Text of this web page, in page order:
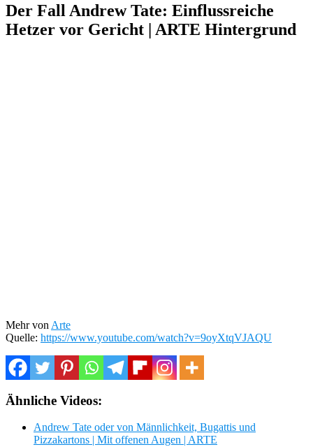
Der Fall Andrew Tate: Einflussreiche
Hetzer vor Gericht | ARTE Hintergrund
Mehr von Arte
Quelle: https://www.youtube.com/watch?v=9oyXtqVJAQU
Ähnliche Videos:
Andrew Tate oder von Männlichkeit, Bugattis und
Pizzakartons | Mit offenen Augen | ARTE